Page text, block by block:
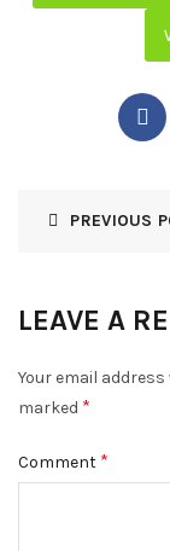
PREVIOUS
LEAVE A
Your email
marked *
Comment *